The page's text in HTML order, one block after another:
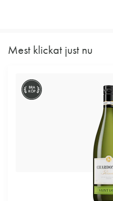
Mest klickat just nu
BRA
KÖP